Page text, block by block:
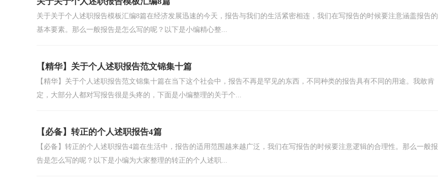
关于关于个人述职报告模板汇编8篇在经济发展迅速的今天，报告与我们的生活紧密相连，我们在写报告的时候要注意涵盖报告的
基本要素。那么一般报告是怎么写的呢？以下是小编精心整...
【精华】关于个人述职报告范文锦集十篇
【精华】关于个人述职报告范文锦集十篇在当下这个社会中，报告不再是罕见的东西，不同种类的报告具有不同的用途。我敢肯
定，大部分人都对写报告很是头疼的，下面是小编整理的关于个...
【必备】转正的个人述职报告4篇
【必备】转正的个人述职报告4篇在生活中，报告的适用范围越来越广泛，我们在写报告的时候要注意逻辑的合理性。那么一般报
告是怎么写的呢？以下是小编为大家整理的转正的个人述职...